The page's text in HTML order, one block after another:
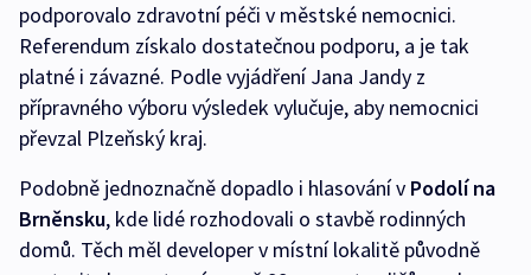
podporovalo zdravotní péči v městské nemocnici.
Referendum získalo dostatečnou podporu, a je tak
platné i závazné. Podle vyjádření Jana Jandy z
přípravného výboru výsledek vylučuje, aby nemocnici
převzal Plzeňský kraj.
Podobně jednoznačně dopadlo i hlasování v Podolí na
Brněnsku, kde lidé rozhodovali o stavbě rodinných
domů. Těch měl developer v místní lokalitě původně